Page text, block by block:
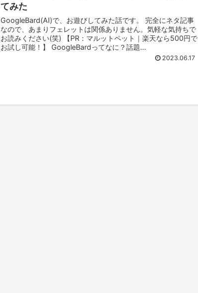
てみた
GoogleBard(AI)で、お遊びしてみた話です。 完全にネタ記事
なので、あまりフェレットは関係ありません。気軽な気持ちで
お読みください(笑) 【PR：マルットペット｜楽天なら500円で
お試し可能！】 GoogleBardってなに？話題...
2023.06.17